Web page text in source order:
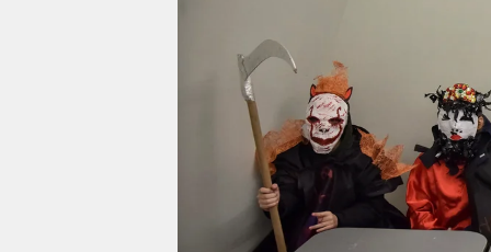
fragen & hilfe
unterstützen
genossenschaft